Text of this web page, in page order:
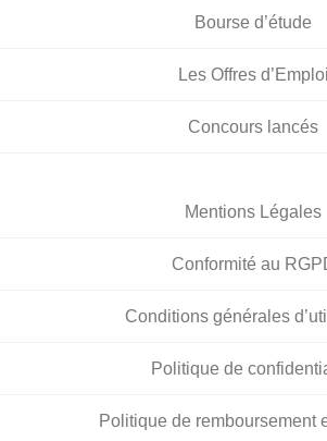
Bourse d’étude
Les Offres d’Emploi
Concours lancés
Mentions Légales
Conformité au
Conditions générales
Politique de
Politique de remboursement